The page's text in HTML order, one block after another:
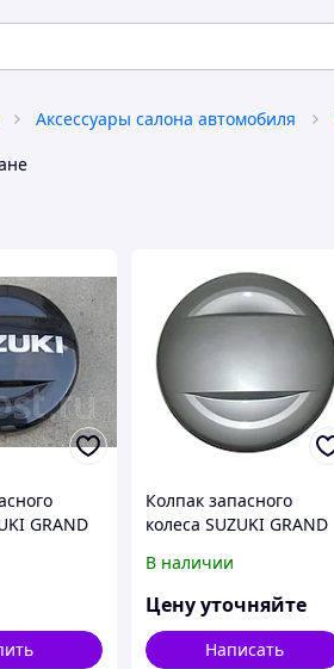
Аксессуары салона автомобиля
GRAND
Колпак запасного
колеса SUZUKI GRAND
не под защелки
В наличии
Цену уточняйте
Написать